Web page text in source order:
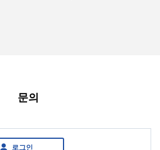
문의
로그인